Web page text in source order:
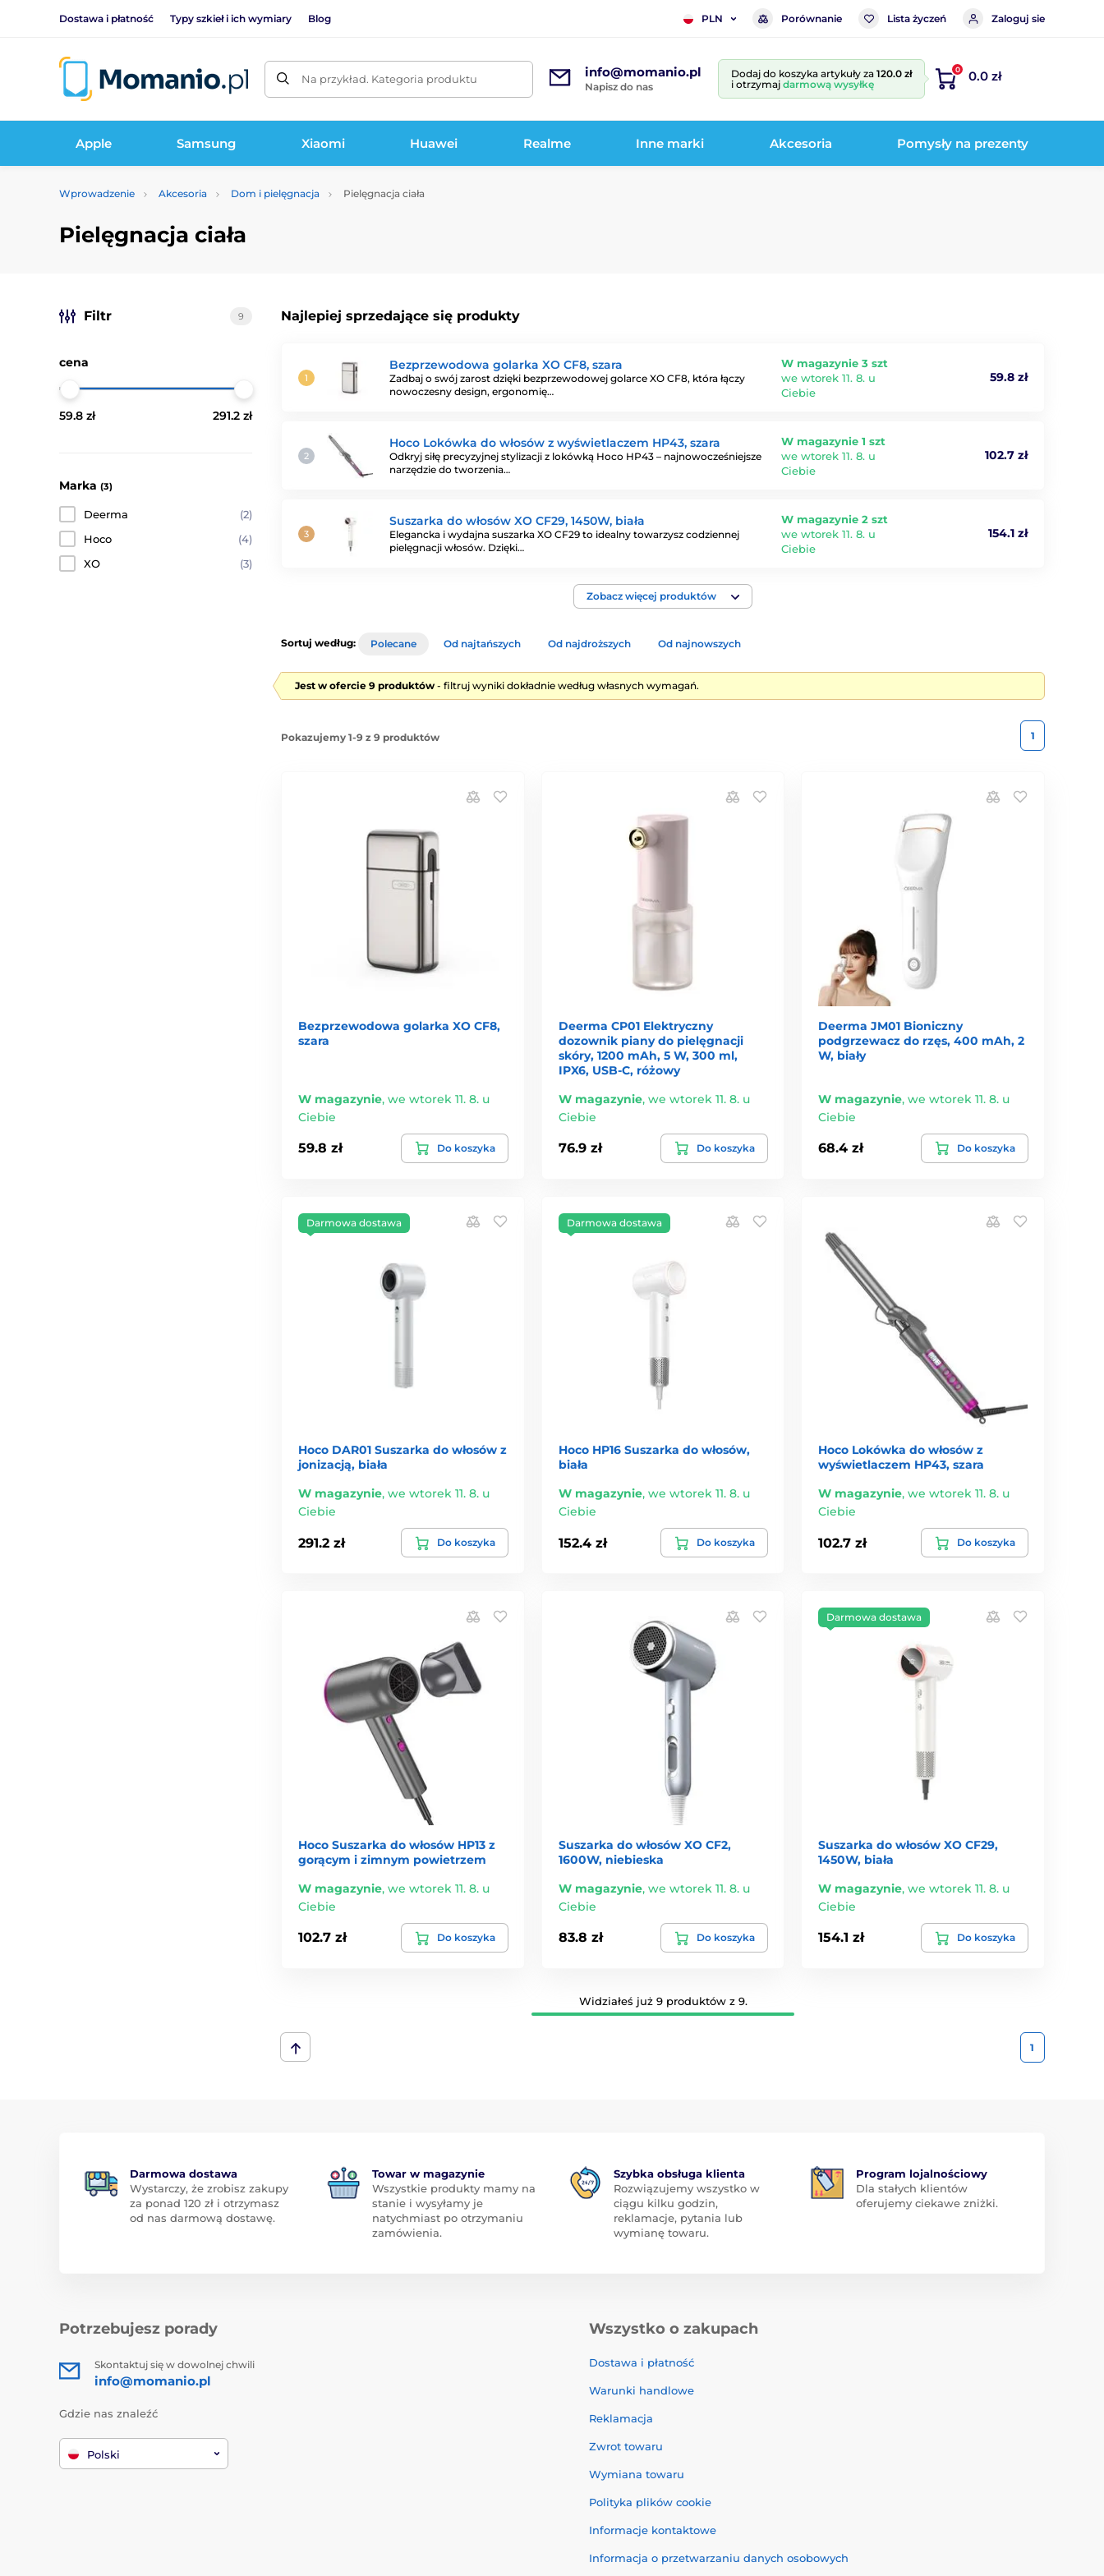
Dostawa i płatność Typy szkieł i ich wymiary Blog PLN Porównanie Lista życzeń Zaloguj sie
Na przykład. Kategoria produktu info@momanio.pl
Napisz do nas
Dodaj do koszyka artykuły za 120.0 zł
i otrzymaj darmową wysyłkę
0 0.0 zł
Apple Samsung Xiaomi Huawei Realme Inne marki Akcesoria Pomysły na prezenty
Wprowadzenie Akcesoria Dom i pielęgnacja Pielęgnacja ciała
Pielęgnacja ciała
Najlepiej sprzedające się produkty
Bezprzewodowa golarka XO CF8, szara
Zadbaj o swój zarost dzięki bezprzewodowej golarce XO CF8, która łączy
nowoczesny design, ergonomię…
W magazynie 3 szt
we wtorek 11. 8. u
Ciebie
59.8 zł
Hoco Lokówka do włosów z wyświetlaczem HP43, szara
Odkryj siłę precyzyjnej stylizacji z lokówką Hoco HP43 – najnowocześniejsze
narzędzie do tworzenia…
W magazynie 1 szt
we wtorek 11. 8. u
Ciebie
102.7 zł
Suszarka do włosów XO CF29, 1450W, biała
Elegancka i wydajna suszarka XO CF29 to idealny towarzysz codziennej
pielęgnacji włosów. Dzięki…
W magazynie 2 szt
we wtorek 11. 8. u
Ciebie
154.1 zł
Zobacz więcej produktów
Filtr 9
cena
59.8 zł 291.2 zł
Marka (3)
Deerma
(2)
Hoco
(4)
XO
(3)
Sortuj według: Polecane Od najtańszych Od najdroższych Od najnowszych
Jest w ofercie 9 produktów - filtruj wyniki dokładnie według własnych wymagań.
Pokazujemy 1-9 z 9 produktów 1
Bezprzewodowa golarka XO CF8,
szara
W magazynie, we wtorek 11. 8. u
Ciebie
59.8 zł Do koszyka
Deerma CP01 Elektryczny
dozownik piany do pielęgnacji
skóry, 1200 mAh, 5 W, 300 ml,
IPX6, USB-C, różowy
W magazynie, we wtorek 11. 8. u
Ciebie
76.9 zł Do koszyka
Deerma JM01 Bioniczny
podgrzewacz do rzęs, 400 mAh, 2
W, biały
W magazynie,we wtorek 11. 8. u
Ciebie
68.4 zł Do koszyka
Darmowa dostawa
Hoco DAR01 Suszarka do włosów z
jonizacją, biała
W magazynie, we wtorek 11. 8. u
Ciebie
291.2 zł Do koszyka
Darmowa dostawa
Hoco HP16 Suszarka do włosów,
biała
W magazynie, we wtorek 11. 8. u
Ciebie
152.4 zł Do koszyka
Hoco Lokówka do włosów z
wyświetlaczem HP43, szara
W magazynie,we wtorek 11. 8. u
Ciebie
102.7 zł Do koszyka
Hoco Suszarka do włosów HP13 z
gorącym i zimnym powietrzem
W magazynie, we wtorek 11. 8. u
Ciebie
102.7 zł Do koszyka
Suszarka do włosów XO CF2,
1600W, niebieska
W magazynie, we wtorek 11. 8. u
Ciebie
83.8 zł Do koszyka
Darmowa dostawa
Suszarka do włosów XO CF29,
1450W, biała
W magazynie,we wtorek 11. 8. u
Ciebie
154.1 zł Do koszyka
Widziałeś już 9 produktów z 9.
1
Darmowa dostawa
Wystarczy, że zrobisz zakupy
za ponad 120 zł i otrzymasz
od nas darmową dostawę.
Towar w magazynie
Wszystkie produkty mamy na
stanie i wysyłamy je
natychmiast po otrzymaniu
zamówienia.
Szybka obsługa klienta
Rozwiązujemy wszystko w
ciągu kilku godzin,
reklamacje, pytania lub
wymianę towaru.
Program lojalnościowy
Dla stałych klientów
oferujemy ciekawe zniżki.
Potrzebujesz porady
Skontaktuj się w dowolnej chwili
info@momanio.pl
Gdzie nas znaleźć
Polski
Wszystko o zakupach
Dostawa i płatność
Warunki handlowe
Reklamacja
Zwrot towaru
Wymiana towaru
Polityka plików cookie
Informacje kontaktowe
Informacja o przetwarzaniu danych osobowych